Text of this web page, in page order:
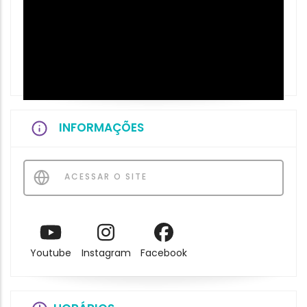
INFORMAÇÕES
ACESSAR O SITE
Youtube Instagram Facebook